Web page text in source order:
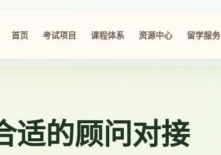
首页 考试项目 课程体系 资源中心 留学服务
适的顾问对接